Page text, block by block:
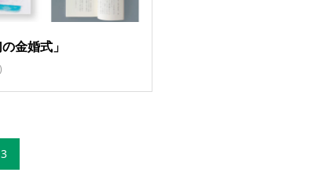
金婚式」
3